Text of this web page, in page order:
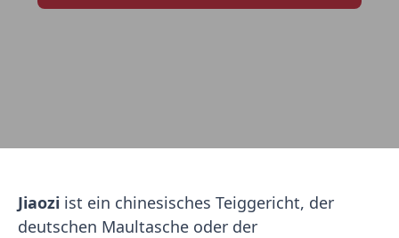
Jiaozi ist ein chinesisches Teiggericht, der
deutschen Maultasche oder der